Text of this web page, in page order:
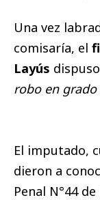
Una vez
comisaría, el
Layús
robo en
El imputado,
dieron a
Penal N°44